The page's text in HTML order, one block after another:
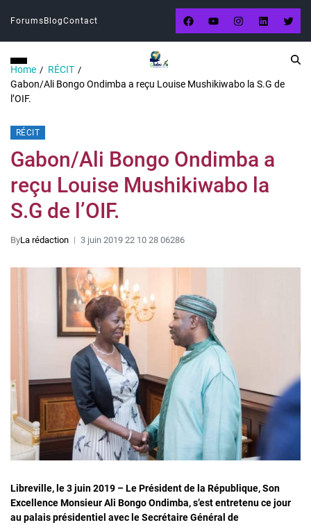
Forums BlogContact
Home
RÉCIT
Gabon/Ali Bongo Ondimba a reçu Louise Mushikiwabo la S.G de
l’OIF.
RÉCIT
Gabon/Ali Bongo Ondimba a
reçu Louise Mushikiwabo la
S.G de l’OIF.
ByLa rédaction 3 juin 2019 22 10 28 06286
Libreville, le 3 juin 2019 – Le Président de la République, Son
Excellence Monsieur Ali Bongo Ondimba, s’est entretenu ce jour
au palais présidentiel avec le Secrétaire Général de